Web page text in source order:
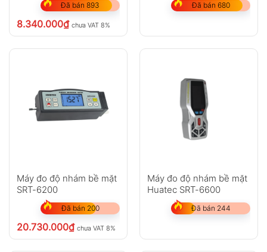
Đã bán 893
8.340.000₫ chưa VAT 8%
Đã bán 680
Máy đo độ nhám bề mặt
SRT-6200
Đã bán 200
20.730.000₫ chưa VAT 8%
Máy đo độ nhám bề mặt
Huatec SRT-6600
Đã bán 244